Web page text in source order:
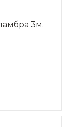
3м.